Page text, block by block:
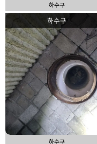
하수구
하수구
하수구